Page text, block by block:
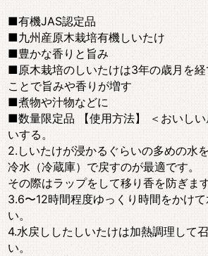
■有機JAS認定品
■九州産原木栽培有機しいたけ
■豊かな香りと旨み
■原木栽培のしいたけは3年の歳月を
ことで旨みや香りが増す
■煮物や汁物などに
■数量限定品 【使用方法】 ＜おいしい
いする。
2.しいたけが浸かるぐらいの多めの水を
冷水（冷蔵庫）で戻すのが最適です。
その際はラップをして移り香を防ぎます
3.6〜12時間程度ゆっくり時間をかけ
い。
4.水戻ししたしいたけは加熱調理して
い。